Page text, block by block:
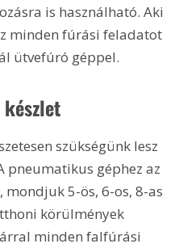
is használható. Aki
minden fúrási feladatot
ütvefúró géppel.
készlet
szükségünk lesz
pneumatikus géphez az
5-ös, 6-os, 8-as
körülmények
minden falfúrási